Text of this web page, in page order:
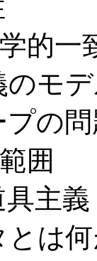
一致
デ
の問
囲
主義
は何